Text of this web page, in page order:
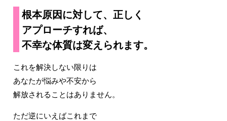
根本原因に対して、正しく
アプローチすれば、
不幸な体質は変えられます。
これを解決しない限りは
あなたが悩みや不安から
解放されることはありません。
ただ逆にいえばこれまで